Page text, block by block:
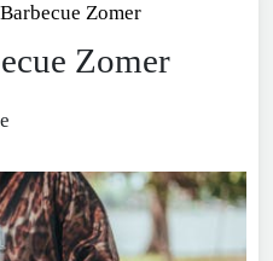
Zomer
Zomer